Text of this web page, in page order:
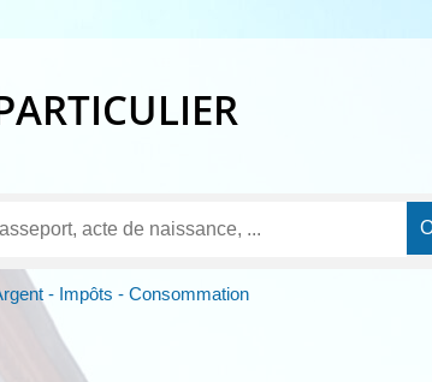
- Impôts - Consommation